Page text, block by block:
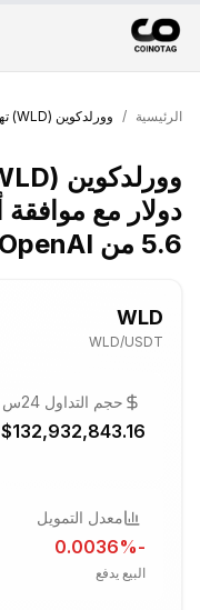
الرئيسية /
5.6 من OpenAI
WLD
WLD/USDT
حجم التداول 24س
$132,932,843.16
معدل التمويل
-0.0036
%
البيع يدفع